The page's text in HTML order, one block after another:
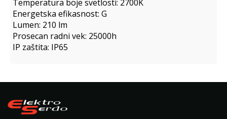
Temperatura boje svetlosti: 2700K
Energetska efikasnost: G
Lumen: 210 lm
Prosecan radni vek: 25000h
IP zaštita: IP65